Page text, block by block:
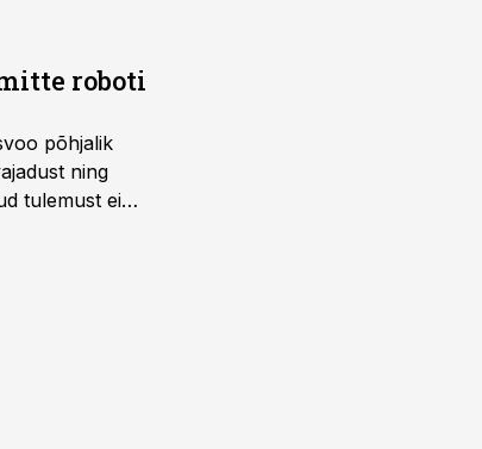
roboti
põhjalik
ning
tulemust ei